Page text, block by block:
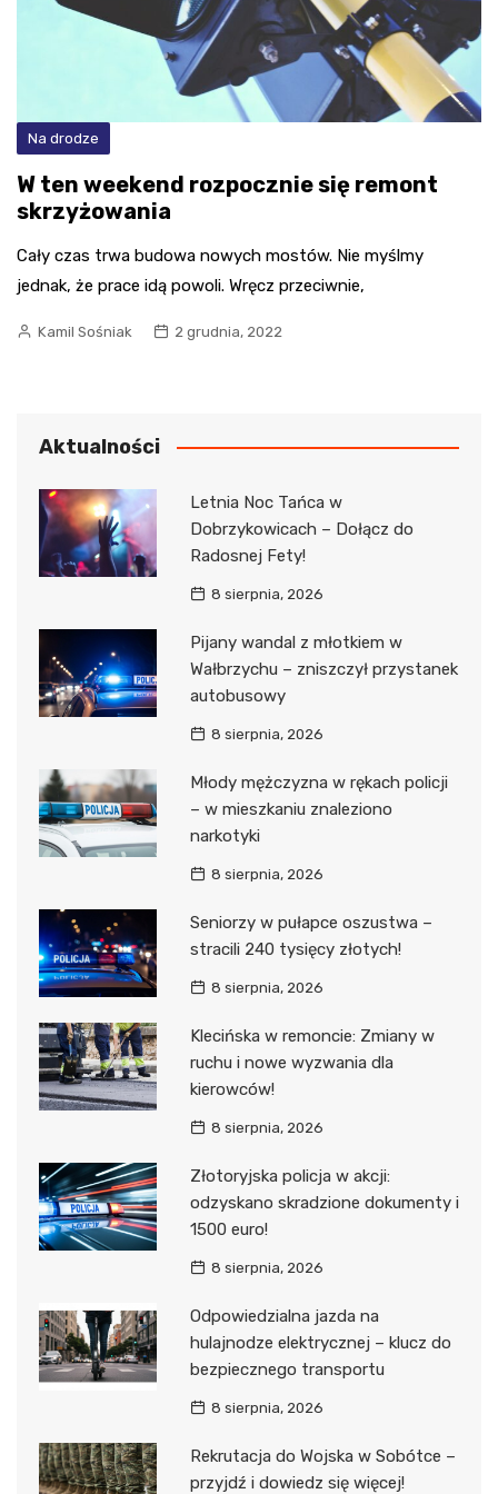
Na drodze
W ten weekend rozpocznie się remont
skrzyżowania
Cały czas trwa budowa nowych mostów. Nie myślmy
jednak, że prace idą powoli. Wręcz przeciwnie,
Kamil Sośniak 2 grudnia, 2022
Aktualności
Letnia Noc Tańca w
Dobrzykowicach – Dołącz do
Radosnej Fety!
8 sierpnia, 2026
Pijany wandal z młotkiem w
Wałbrzychu – zniszczył przystanek
autobusowy
8 sierpnia, 2026
Młody mężczyzna w rękach policji
– w mieszkaniu znaleziono
narkotyki
8 sierpnia, 2026
Seniorzy w pułapce oszustwa –
stracili 240 tysięcy złotych!
8 sierpnia, 2026
Klecińska w remoncie: Zmiany w
ruchu i nowe wyzwania dla
kierowców!
8 sierpnia, 2026
Złotoryjska policja w akcji:
odzyskano skradzione dokumenty i
1500 euro!
8 sierpnia, 2026
Odpowiedzialna jazda na
hulajnodze elektrycznej – klucz do
bezpiecznego transportu
8 sierpnia, 2026
Rekrutacja do Wojska w Sobótce –
przyjdź i dowiedz się więcej!